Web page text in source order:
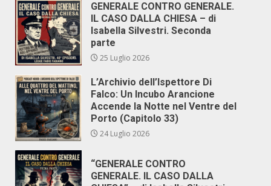
GENERALE CONTRO GENERALE.
IL CASO DALLA CHIESA – di
Isabella Silvestri. Seconda
parte
25 Luglio 2026
L’Archivio dell’Ispettore Di
Falco: Un Incubo Arancione
Accende la Notte nel Ventre del
Porto (Capitolo 33)
24 Luglio 2026
“GENERALE CONTRO
GENERALE. IL CASO DALLA